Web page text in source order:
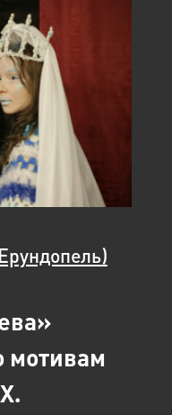
мотивам